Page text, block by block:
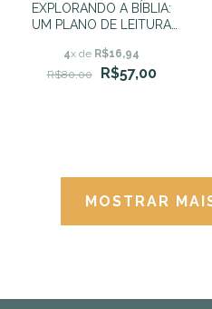
EXPLORANDO A BÍBLIA:
UM PLANO DE LEITURA
DAVID MURRAY
4x de R$16,94
R$80,00
R$57,00
MOSTRAR